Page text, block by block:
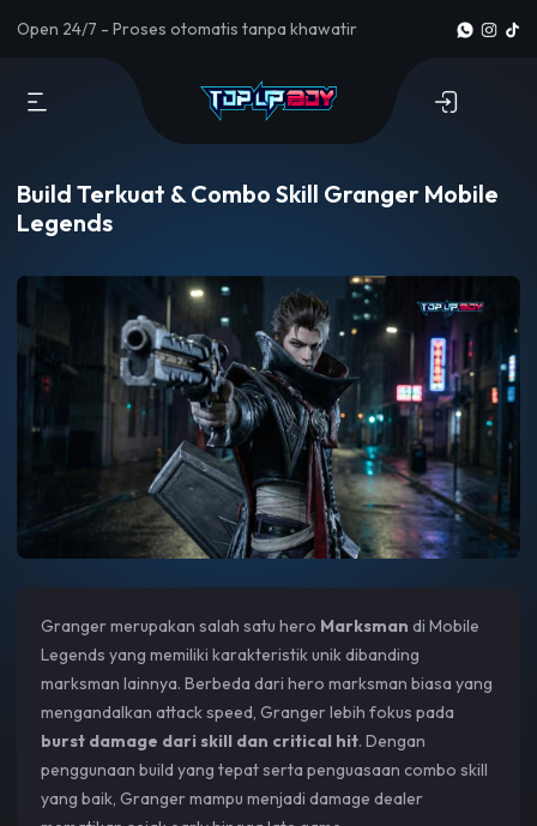
Open 24/7 - Proses otomatis tanpa khawatir
Build Terkuat & Combo Skill Granger Mobile
Legends
Granger merupakan salah satu hero Marksman di Mobile
Legends yang memiliki karakteristik unik dibanding
marksman lainnya. Berbeda dari hero marksman biasa yang
mengandalkan attack speed, Granger lebih fokus pada
burst damage dari skill dan critical hit. Dengan
penggunaan build yang tepat serta penguasaan combo skill
yang baik, Granger mampu menjadi damage dealer